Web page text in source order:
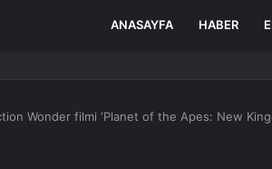
ANASAYFA HABER
Wonder filmi ‘Planet of the Apes: New